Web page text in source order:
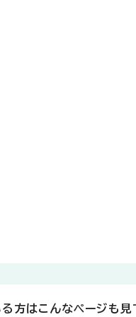
方はこんなページも見